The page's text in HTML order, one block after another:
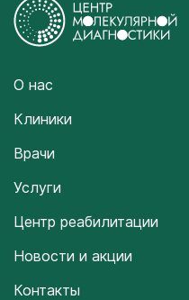
О нас
Клиники
Врачи
Услуги
Центр реабилитации
Новости и акции
Контакты